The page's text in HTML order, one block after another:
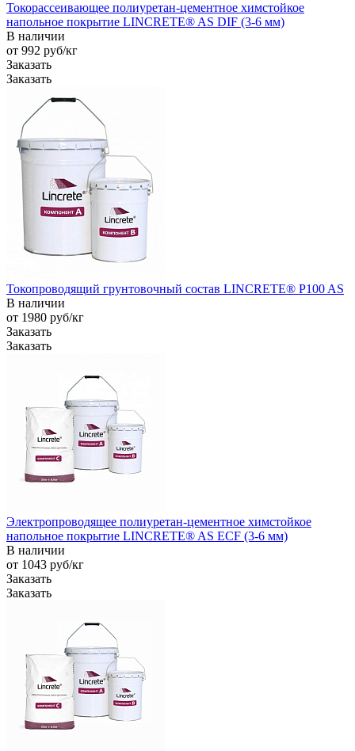
Токорассеивающее полиуретан-цементное химстойкое
напольное покрытие LINCRETE® AS DIF (3-6 мм)
В наличии
от 992 руб/кг
Заказать
Заказать
Токопроводящий грунтовочный состав LINCRETE® P100 AS
В наличии
от 1980 руб/кг
Заказать
Заказать
Электропроводящее полиуретан-цементное химстойкое
напольное покрытие LINCRETE® AS ECF (3-6 мм)
В наличии
от 1043 руб/кг
Заказать
Заказать